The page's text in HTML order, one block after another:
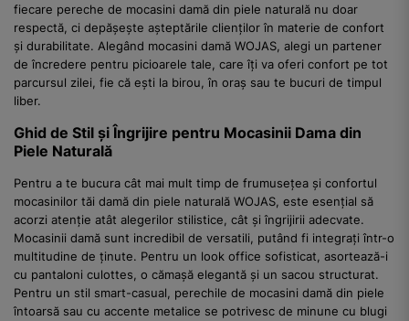
fiecare pereche de mocasini damă din piele naturală nu doar
respectă, ci depășește așteptările clienților în materie de confort
și durabilitate. Alegând mocasini damă WOJAS, alegi un partener
de încredere pentru picioarele tale, care îți va oferi confort pe tot
parcursul zilei, fie că ești la birou, în oraș sau te bucuri de timpul
liber.
Ghid de Stil și Îngrijire pentru Mocasinii Dama din
Piele Naturală
Pentru a te bucura cât mai mult timp de frumusețea și confortul
mocasinilor tăi damă din piele naturală WOJAS, este esențial să
acorzi atenție atât alegerilor stilistice, cât și îngrijirii adecvate.
Mocasinii damă sunt incredibil de versatili, putând fi integrați într-o
multitudine de ținute. Pentru un look office sofisticat, asortează-i
cu pantaloni culottes, o cămașă elegantă și un sacou structurat.
Pentru un stil smart-casual, perechile de mocasini damă din piele
întoarsă sau cu accente metalice se potrivesc de minune cu blugi